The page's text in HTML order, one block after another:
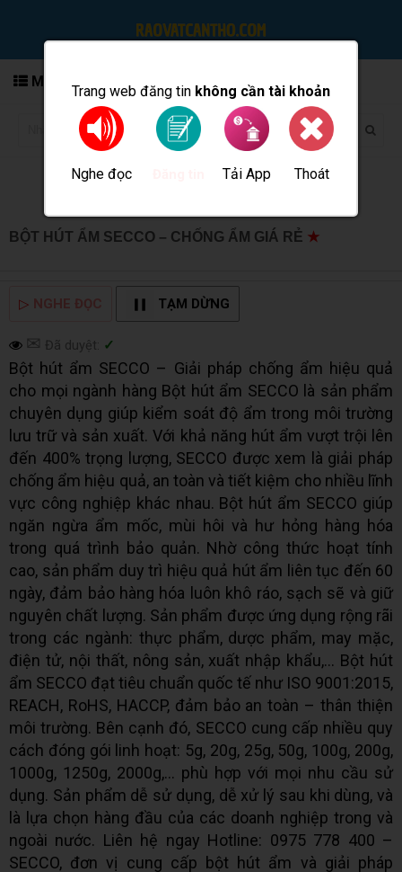
Trang web đăng tin không cần tài khoản
Nghe đọc Tải App Thoát
MENU
BỘT HÚT ẨM SECCO – CHỐNG ẨM GIÁ RẺ ★
▷ NGHE ĐỌC TẠM DỪNG
✉ Đã duyệt: ✓
Bột hút ẩm SECCO – Giải pháp chống ẩm hiệu quả
cho mọi ngành hàng Bột hút ẩm SECCO là sản phẩm
chuyên dụng giúp kiểm soát độ ẩm trong môi trường
lưu trữ và sản xuất. Với khả năng hút ẩm vượt trội lên
đến 400% trọng lượng, SECCO được xem là giải pháp
chống ẩm hiệu quả, an toàn và tiết kiệm cho nhiều lĩnh
vực công nghiệp khác nhau. Bột hút ẩm SECCO giúp
ngăn ngừa ẩm mốc, mùi hôi và hư hỏng hàng hóa
trong quá trình bảo quản. Nhờ công thức hoạt tính
cao, sản phẩm duy trì hiệu quả hút ẩm liên tục đến 60
ngày, đảm bảo hàng hóa luôn khô ráo, sạch sẽ và giữ
nguyên chất lượng. Sản phẩm được ứng dụng rộng rãi
trong các ngành: thực phẩm, dược phẩm, may mặc,
điện tử, nội thất, nông sản, xuất nhập khẩu,… Bột hút
ẩm SECCO đạt tiêu chuẩn quốc tế như ISO 9001:2015,
REACH, RoHS, HACCP, đảm bảo an toàn – thân thiện
môi trường. Bên cạnh đó, SECCO cung cấp nhiều quy
cách đóng gói linh hoạt: 5g, 20g, 25g, 50g, 100g, 200g,
1000g, 1250g, 2000g,… phù hợp với mọi nhu cầu sử
dụng. Sản phẩm dễ sử dụng, dễ xử lý sau khi dùng, và
là lựa chọn hàng đầu của các doanh nghiệp trong và
ngoài nước. Liên hệ ngay Hotline: 0975 778 400 –
SECCO, đơn vị cung cấp bột hút ẩm và giải pháp